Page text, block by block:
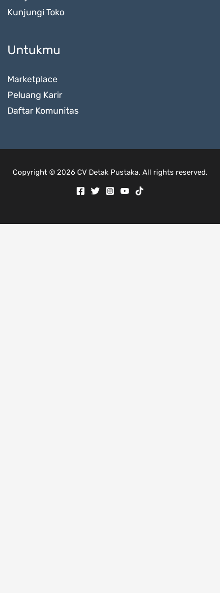
Kunjungi Toko
Untukmu
Marketplace
Peluang Karir
Daftar Komunitas
Copyright © 2026 CV Detak Pustaka. All rights reserved.